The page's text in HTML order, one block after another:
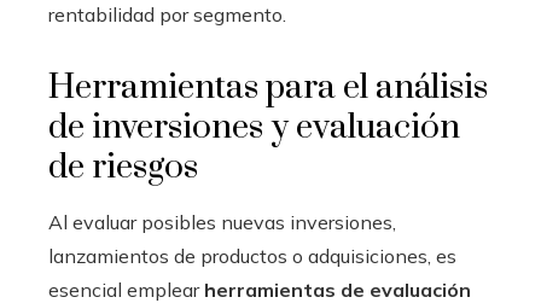
rentabilidad por segmento.
Herramientas para el análisis
de inversiones y evaluación
de riesgos
Al evaluar posibles nuevas inversiones,
lanzamientos de productos o adquisiciones, es
esencial emplear herramientas de evaluación